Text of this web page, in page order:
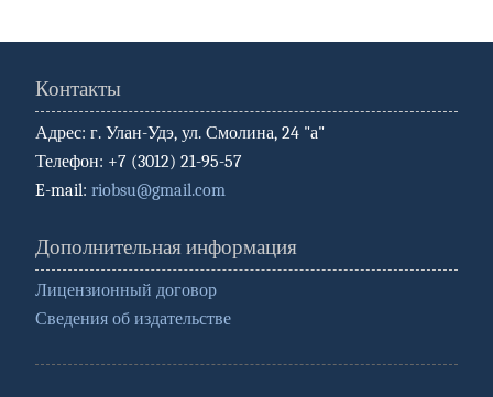
Контакты
Адрес: г. Улан-Удэ, ул. Смолина, 24 "а"
Телефон: +7 (3012) 21-95-57
E-mail: riobsu@gmail.com
Дополнительная информация
Лицензионный договор
Сведения об издательстве